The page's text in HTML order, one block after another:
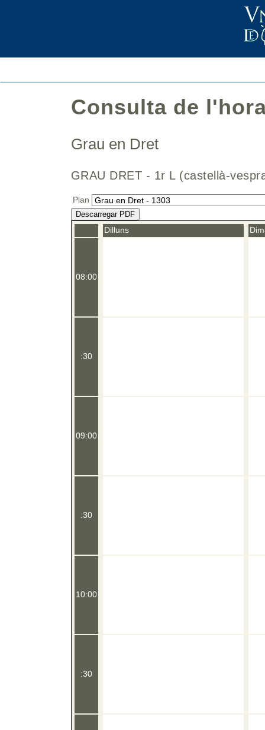
Consulta de
Grau en Dret
GRAU DRET - 1r L (castellà-
Plan
Descarregar PDF
08:00
:30
09:00
:30
10:00
:30
Dilluns